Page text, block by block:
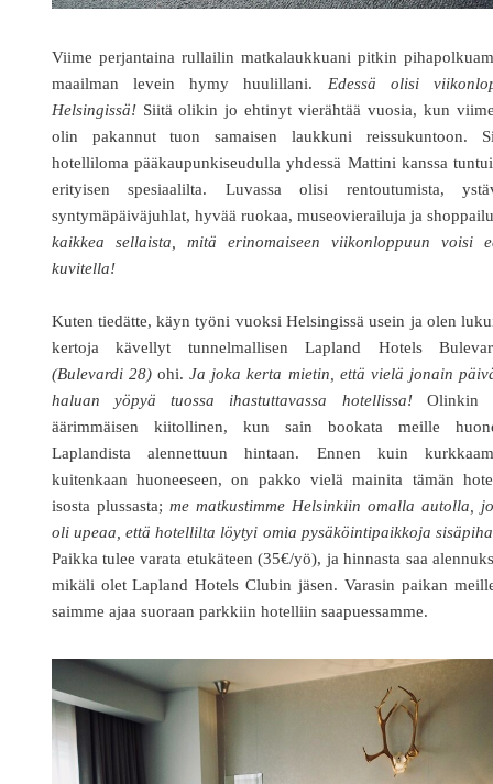
Viime perjantaina rullailin matkalaukkuani pitkin
maailman levein hymy huulillani. Edessä olisi
Helsingissä!Siitä olikin jo ehtinyt vierähtää vuosia, kun
olin pakannut tuon samaisen laukkuni reissukuntoon.
hotelliloma pääkaupunkiseudulla yhdessä Mattini kanssa
erityisen spesiaalilta. Luvassa olisi rentoutumista,
syntymäpäiväjuhlat, hyvää ruokaa, museovierailuja ja
kaikkea sellaista, mitä erinomaiseen viikonloppuun voisi
kuvitella!
Kuten tiedätte, käyn työni vuoksi Helsingissä usein ja olen
kertoja kävellyt tunnelmallisen Lapland Hotels
(Bulevardi 28)ohi.Ja joka kerta mietin, että vielä jonain
haluan yöpyä tuossa ihastuttavassa hotellissa!Olinkin
äärimmäisen kiitollinen, kun sain bookata meille
Laplandista alennettuun hintaan. Ennen kuin
kuitenkaan huoneeseen, on pakko vielä mainita tämän
isosta plussasta; me matkustimme Helsinkiin omalla autolla,
oli upeaa, että hotellilta löytyi omia pysäköintipaikkoja
Paikka tulee varata etukäteen (35€/yö), ja hinnasta saa
mikäli olet Lapland Hotels Clubin jäsen. Varasin paikan
saimme ajaa suoraan parkkiin hotelliin saapuessamme.